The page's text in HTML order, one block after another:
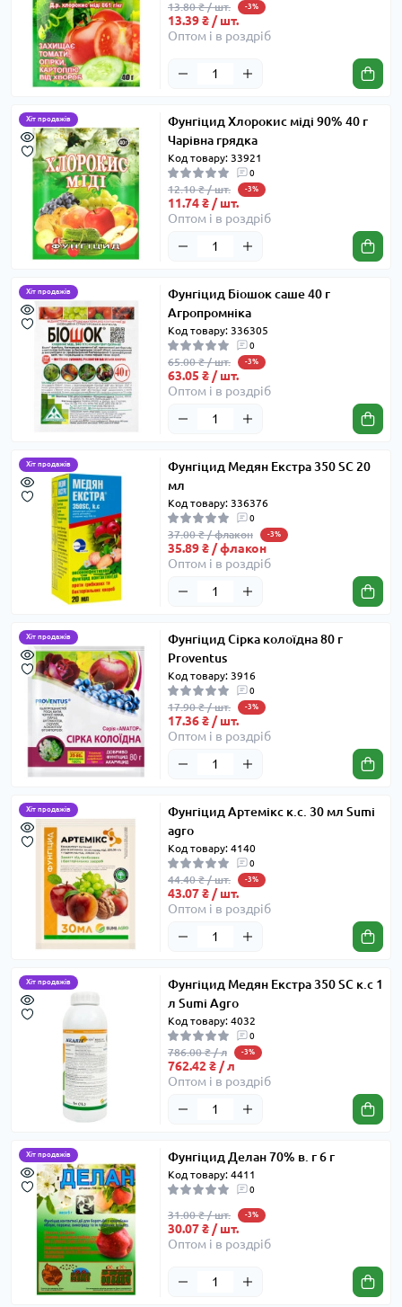
13.80 ₴ / шт. -3%
13.39 ₴ / шт.
Оптом і в роздріб
Хіт продажів
Фунгіцид Хлорокис міді 90% 40 г
Чарівна грядка
Код товару: 33921
0
12.10 ₴ / шт. -3%
11.74 ₴ / шт.
Оптом і в роздріб
Хіт продажів
Фунгіцид Біошок саше 40 г
Агропромніка
Код товару: 336305
0
65.00 ₴ / шт. -3%
63.05 ₴ / шт.
Оптом і в роздріб
Хіт продажів
Фунгіцид Медян Екстра 350 SC 20
мл
Код товару: 336376
0
37.00 ₴ / флакон -3%
35.89 ₴ / флакон
Оптом і в роздріб
Хіт продажів
Фунгіцид Сірка колоїдна 80 г
Proventus
Код товару: 3916
0
17.90 ₴ / шт. -3%
17.36 ₴ / шт.
Оптом і в роздріб
Хіт продажів
Фунгіцид Артемікс к.с. 30 мл Sumi
agro
Код товару: 4140
0
44.40 ₴ / шт. -3%
43.07 ₴ / шт.
Оптом і в роздріб
Хіт продажів
Фунгіцид Медян Екстра 350 SC к.с 1
л Sumi Agro
Код товару: 4032
0
786.00 ₴ / л -3%
762.42 ₴ / л
Оптом і в роздріб
Хіт продажів Фунгіцид Делан 70% в. г 6 г
Код товару: 4411
0
31.00 ₴ / шт. -3%
30.07 ₴ / шт.
Оптом і в роздріб